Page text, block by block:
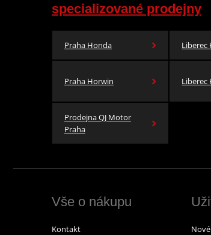
specializované prodejny
Praha Honda Liberec
Praha Horwin Liberec
Prodejna QJ Motor
Praha
Vše o nákupu
Kontakt